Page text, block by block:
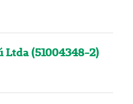
(51004348-2)